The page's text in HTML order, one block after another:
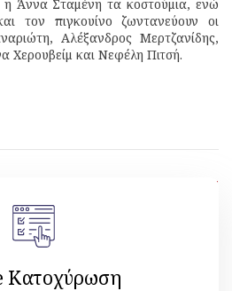
η Άννα Σταμένη τα κοστούμια, ενώ
τον πιγκουίνο ζωντανεύουν οι
Aλέξανδρος Μερτζανίδης,
Χερουβείμ και Νεφέλη Πιτσή.
[ Επιστροφή ]
Κατοχύρωση